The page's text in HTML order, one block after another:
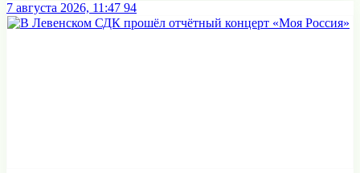
7 августа 2026, 11:47 94